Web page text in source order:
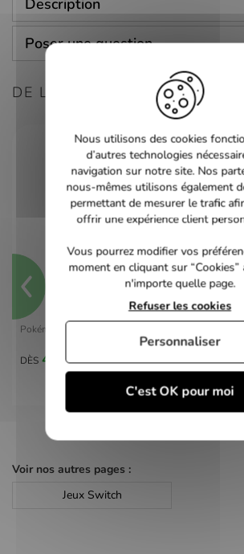
Poser une question
DE LA MÊME CONSOLE
Pokémon Violet - switch
DÈS 40,00 €
Voir nos autres pages :
Jeux Switch
Nous utilisons des cookies
d’autres technologies
navigation sur notre site. Nos
nous-mêmes utilisons également
permettant de mesurer le trafic
offrir une expérience client
Vous pourrez modifier vos
moment en cliquant sur “Cookies”
n'importe quelle page.
C'est OK pour moi
Refuser les cookies
Personnaliser